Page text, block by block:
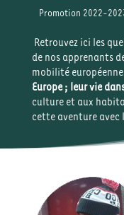
Promotion 2022-
Retrouvez ici les
de nos apprenants
mobilité
Europe ; leur vie
culture et aux
cette aventure avec